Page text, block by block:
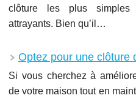
clôture les plus
attrayants. Bien qu’il…
Optez pour une clôture
Si vous cherchez à
de votre maison tout en